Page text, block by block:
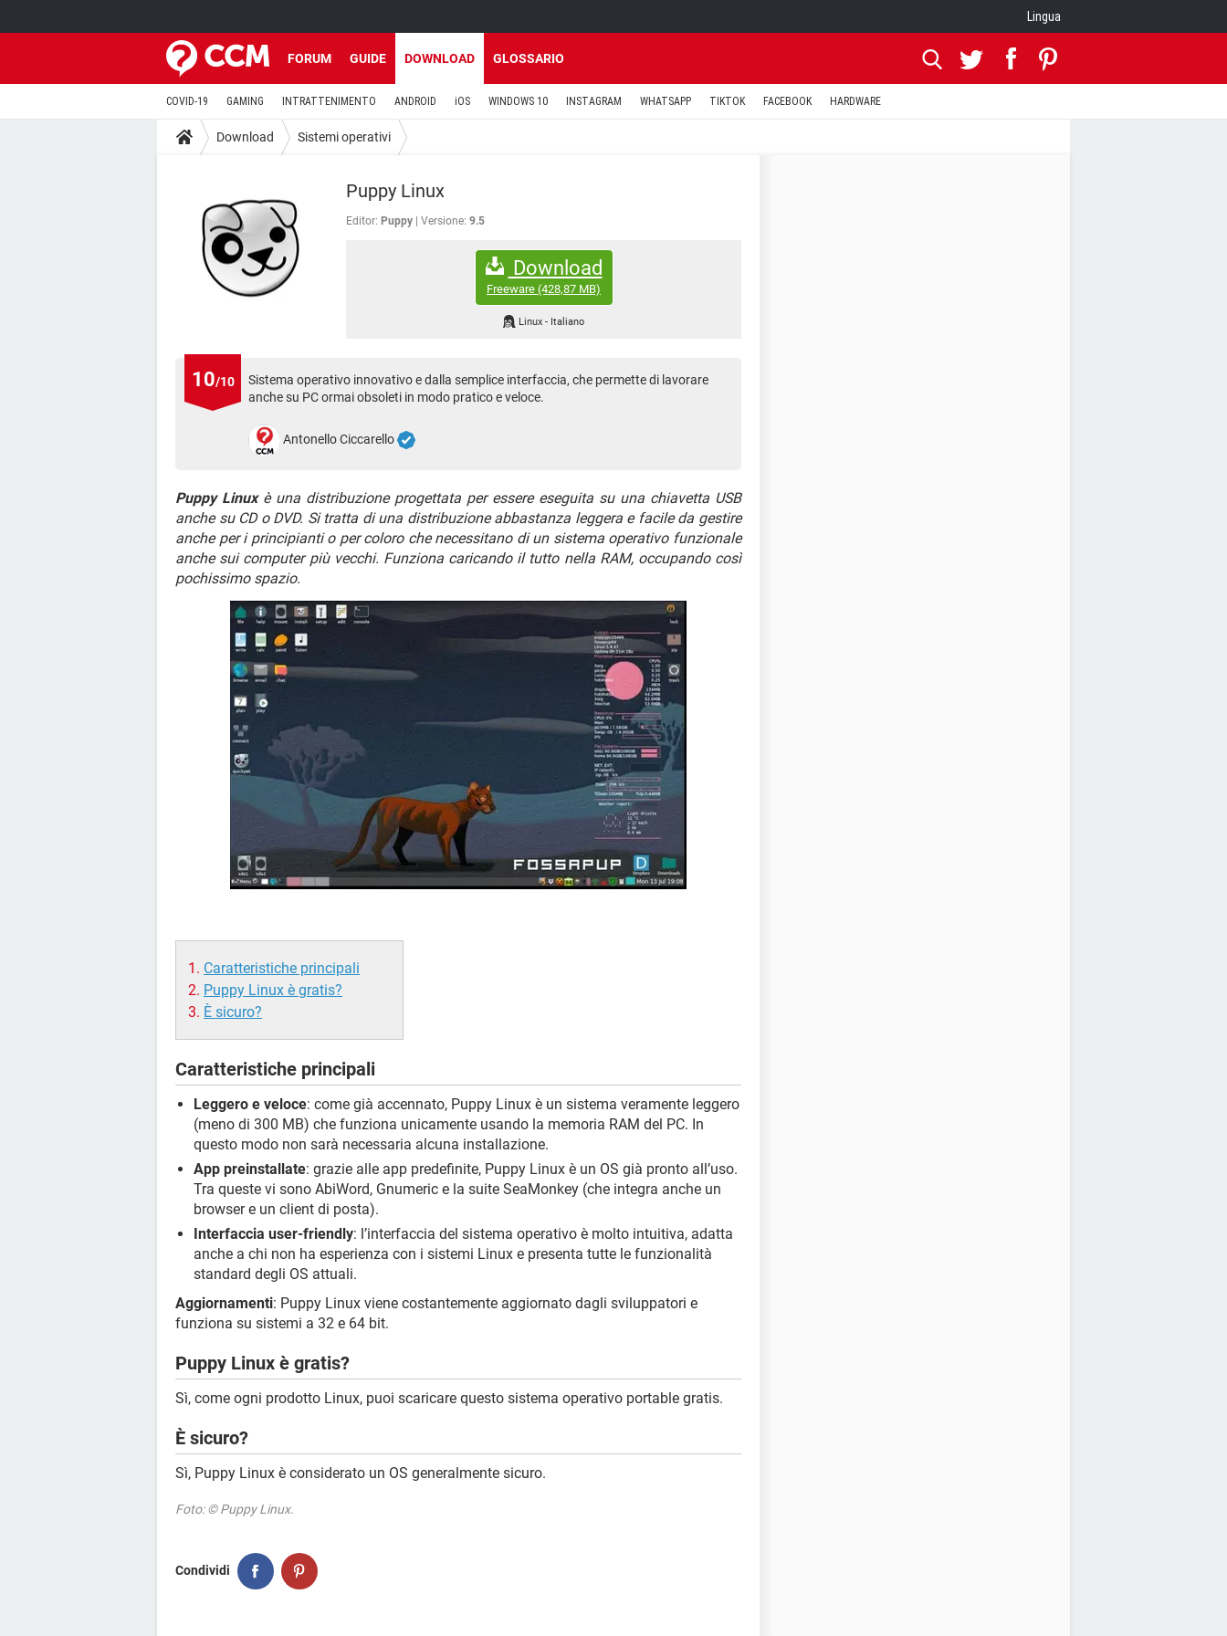
Lingua
FORUM GUIDE DOWNLOAD GLOSSARIO
COVID-19 GAMING INTRATTENIMENTO ANDROID iOS WINDOWS 10 INSTAGRAM WHATSAPP TIKTOK FACEBOOK HARDWARE
Download Sistemi operativi
Puppy Linux
Editor: Puppy Versione: 9.5
Download
Freeware (428,87 MB)
Linux- Italiano
10/10
Sistema operativo innovativo e dalla semplice interfaccia, che permette di lavorare
anche su PC ormai obsoleti in modo pratico e veloce.
Antonello Ciccarello
Puppy Linuxè una distribuzione progettata per essere eseguita su una chiavetta USB
anche su CD o DVD. Si tratta di una distribuzione abbastanza leggera e facile da gestire
anche per i principianti o per coloro che necessitano di un sistema operativo funzionale
anche sui computer più vecchi. Funziona caricando il tutto nella RAM, occupando così
pochissimo spazio.
Caratteristiche principali
Puppy Linux è gratis?
È sicuro?
Caratteristiche principali
Leggero e veloce: come già accennato, Puppy Linux è un sistema veramente leggero
(meno di 300 MB) che funziona unicamente usando la memoria RAM del PC. In
questo modo non sarà necessaria alcuna installazione.
App preinstallate: grazie alle app predefinite, Puppy Linux è un OS già pronto all’uso.
Tra queste vi sono AbiWord, Gnumeric e la suite SeaMonkey (che integra anche un
browser e un client di posta).
Interfaccia user-friendly: l’interfaccia del sistema operativo è molto intuitiva, adatta
anche a chi non ha esperienza con i sistemi Linux e presenta tutte le funzionalità
standard degli OS attuali.
Aggiornamenti: Puppy Linux viene costantemente aggiornato dagli sviluppatori e
funziona su sistemi a 32 e 64 bit.
Puppy Linux è gratis?
Sì, come ogni prodotto Linux, puoi scaricare questo sistema operativo portable gratis.
È sicuro?
Sì, Puppy Linux è considerato un OS generalmente sicuro.
Foto: © Puppy Linux.
Condividi